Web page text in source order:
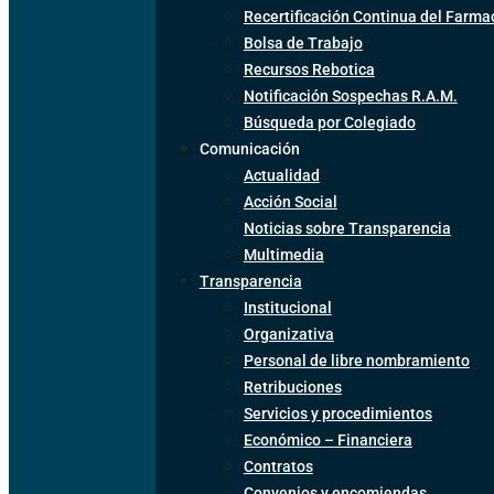
Recertificación Continua del
Bolsa de Trabajo
Recursos Rebotica
Notificación Sospechas R.A.M.
Búsqueda por Colegiado
Comunicación
Actualidad
Acción Social
Noticias sobre Transparencia
Multimedia
Transparencia
Institucional
Organizativa
Personal de libre nombramiento
Retribuciones
Servicios y procedimientos
Económico – Financiera
Contratos